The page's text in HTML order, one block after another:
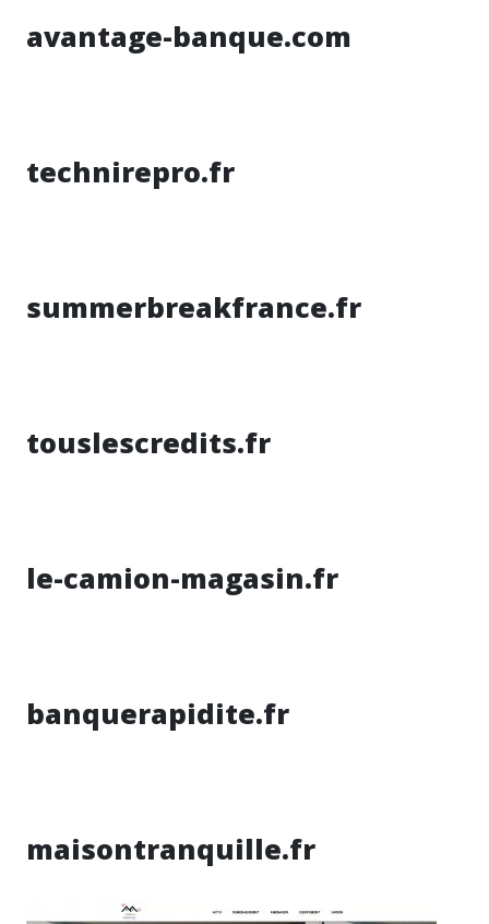
avantage-banque.com
technirepro.fr
summerbreakfrance.fr
touslescredits.fr
le-camion-magasin.fr
banquerapidite.fr
maisontranquille.fr